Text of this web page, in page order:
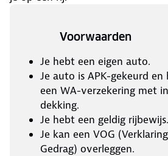
Voorwaarden
Je hebt een eigen auto.
Je auto is APK-gekeurd
een WA-verzekering met
dekking.
Je hebt een geldig rijbewijs.
Je kan een VOG
Gedrag) overleggen.